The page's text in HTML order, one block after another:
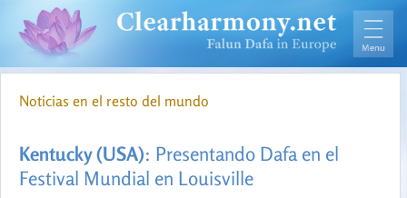
Noticias en el resto del mundo
Kentucky (USA): Presentando Dafa en el
Festival Mundial en Louisville